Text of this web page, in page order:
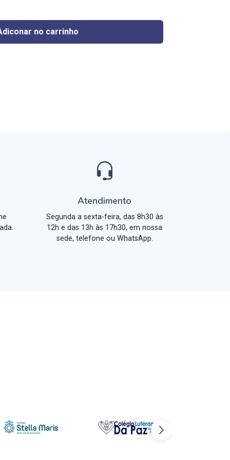
no carrinho
Atendimento
Segunda a sexta-feira, das 8h30 às
12h e das 13h às 17h30, em nossa
sede, telefone ou WhatsApp.